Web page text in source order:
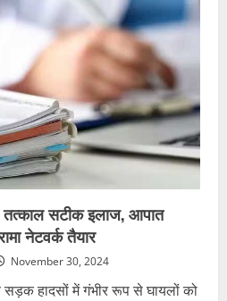
तत्काल सटीक इलाज, आपात
नेटवर्क तैयार
November 30, 2024
हादसों में गंभीर रूप से घायलों को